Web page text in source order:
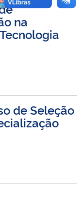
na
de Seleção